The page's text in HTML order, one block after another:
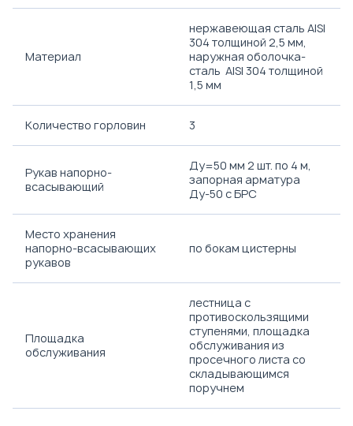
Материал
нержавеющая сталь AISI
304 толщиной 2,5 мм,
наружная оболочка-
сталь AISI 304 толщиной
1,5 мм
Количество горловин 3
Рукав напорно-
всасывающий
Ду=50 мм 2 шт. по 4 м,
запорная арматура
Ду-50 с БРС
Место хранения
напорно-всасывающих
рукавов
по бокам цистерны
Площадка
обслуживания
лестница с
противоскользящими
ступенями, площадка
обслуживания из
просечного листа со
складывающимся
поручнем